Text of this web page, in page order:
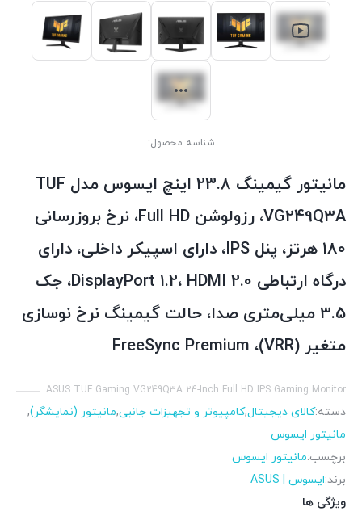
شناسه محصول:
مانیتور گیمینگ 23.8 اینچ ایسوس مدل TUF
VG249Q3A، رزولوشن Full HD، نرخ بروزرسانی
180 هرتز، پنل IPS، دارای اسپیکر داخلی، دارای
درگاه‌ ارتباطی DisplayPort 1.2، HDMI 2.0، جک
3.5 میلی‌متری صدا، حالت گیمینگ نرخ نوسازی
متغیر (VRR)، FreeSync Premium
ASUS TUF Gaming VG249Q3A 24-Inch Full HD IPS Gaming Monitor
دسته:کالای دیجیتال,کامپیوتر و تجهیزات جانبی,مانیتور (نمایشگر),
مانیتور ایسوس
برچسب:مانیتور ایسوس
برند:ایسوس | ASUS
ویژگی ها